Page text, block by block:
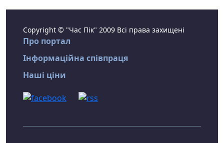
Copyright © "Час Пік" 2009 Всі права захищені
Про портал
Інформаційна співпраця
Наші ціни